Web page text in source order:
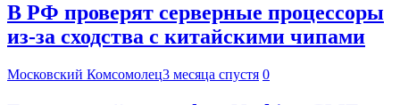
В РФ проверят серверные процессоры
из-за сходства с китайскими чипами
Московский Комсомолец3 месяца спустя 0